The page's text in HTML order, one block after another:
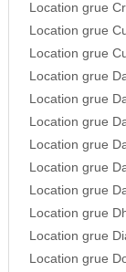
Location grue
Location grue
Location grue
Location grue
Location grue
Location grue
Location grue
Location grue
Location grue
Location grue
Location grue
Location grue